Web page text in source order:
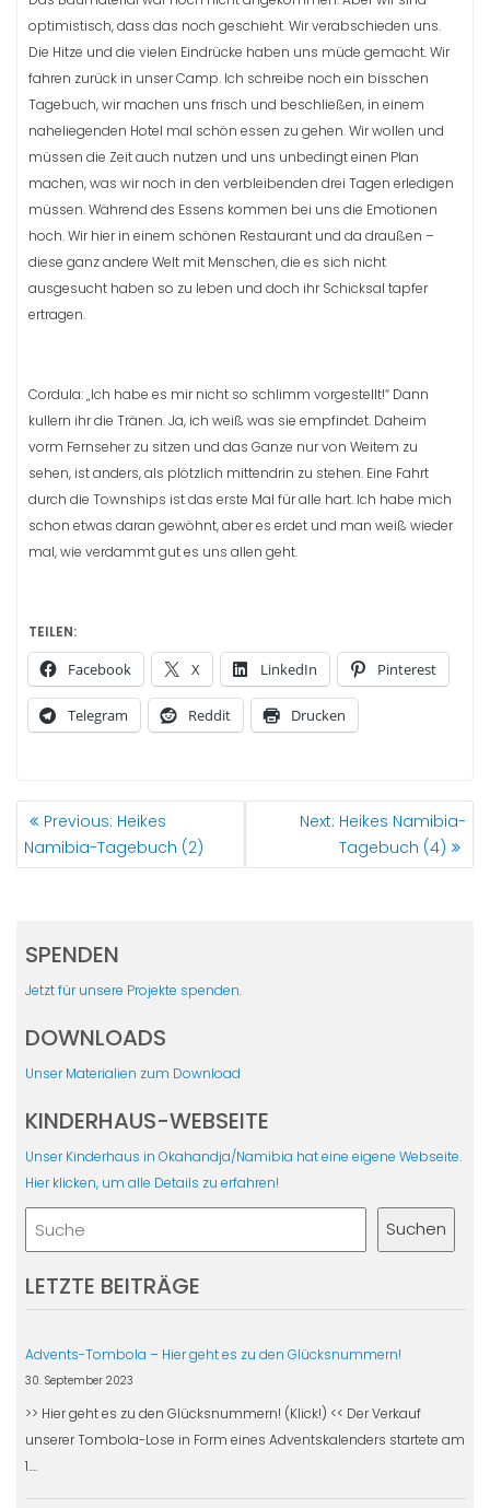
optimistisch, dass das noch geschieht. Wir verabschieden uns.
Die Hitze und die vielen Eindrücke haben uns müde gemacht. Wir
fahren zurück in unser Camp. Ich schreibe noch ein bisschen
Tagebuch, wir machen uns frisch und beschließen, in einem
naheliegenden Hotel mal schön essen zu gehen. Wir wollen und
müssen die Zeit auch nutzen und uns unbedingt einen Plan
machen, was wir noch in den verbleibenden drei Tagen erledigen
müssen. Während des Essens kommen bei uns die Emotionen
hoch. Wir hier in einem schönen Restaurant und da draußen –
diese ganz andere Welt mit Menschen, die es sich nicht
ausgesucht haben so zu leben und doch ihr Schicksal tapfer
ertragen.
Cordula: „Ich habe es mir nicht so schlimm vorgestellt!“ Dann
kullern ihr die Tränen. Ja, ich weiß was sie empfindet. Daheim
vorm Fernseher zu sitzen und das Ganze nur von Weitem zu
sehen, ist anders, als plötzlich mittendrin zu stehen. Eine Fahrt
durch die Townships ist das erste Mal für alle hart. Ich habe mich
schon etwas daran gewöhnt, aber es erdet und man weiß wieder
mal, wie verdammt gut es uns allen geht.
TEILEN:
Facebook X LinkedIn Pinterest
Telegram Reddit Drucken
BEITRAGSNAVIGATION
Previous: Previous
post:
Heikes
Namibia-Tagebuch (2)
Next: Next
post:
Heikes Namibia-
Tagebuch (4)
SPENDEN
Jetzt für unsere Projekte spenden.
DOWNLOADS
Unser Materialien zum Download
KINDERHAUS-WEBSEITE
Unser Kinderhaus in Okahandja/Namibia hat eine eigene Webseite.
Hier klicken, um alle Details zu erfahren!
Suchen
LETZTE BEITRÄGE
Advents-Tombola – Hier geht es zu den Glücksnummern!
30. September 2023
>> Hier geht es zu den Glücksnummern! (Klick!) << Der Verkauf
unserer Tombola-Lose in Form eines Adventskalenders startete am
1.…